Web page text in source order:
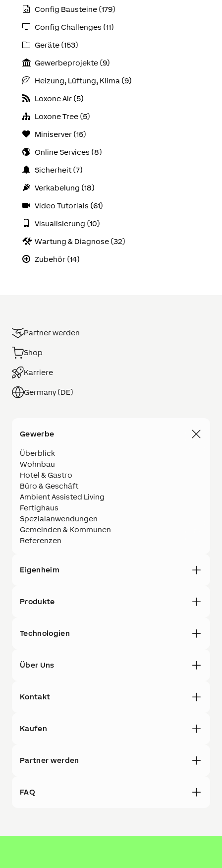
Config Bausteine (179)
Config Challenges (11)
Geräte (153)
Gewerbeprojekte (9)
Heizung, Lüftung, Klima (9)
Loxone Air (5)
Loxone Tree (5)
Miniserver (15)
Online Services (8)
Sicherheit (7)
Verkabelung (18)
Video Tutorials (61)
Visualisierung (10)
Wartung & Diagnose (32)
Zubehör (14)
Partner werden
Shop
Karriere
Germany (DE)
Gewerbe
Überblick
Wohnbau
Hotel & Gastro
Büro & Geschäft
Ambient Assisted Living
Fertighaus
Spezialanwendungen
Gemeinden & Kommunen
Referenzen
Eigenheim
Produkte
Technologien
Über Uns
Kontakt
Kaufen
Partner werden
FAQ